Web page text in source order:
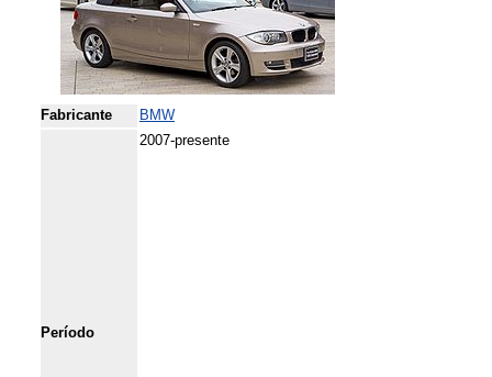
Fabricante BMW
Período
2007-presente